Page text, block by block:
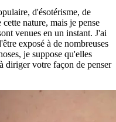
d'ésotérisme, de
nature, mais je pense
venues en un instant. J'ai
exposé à de nombreuses
je suppose qu'elles
diriger votre façon de penser